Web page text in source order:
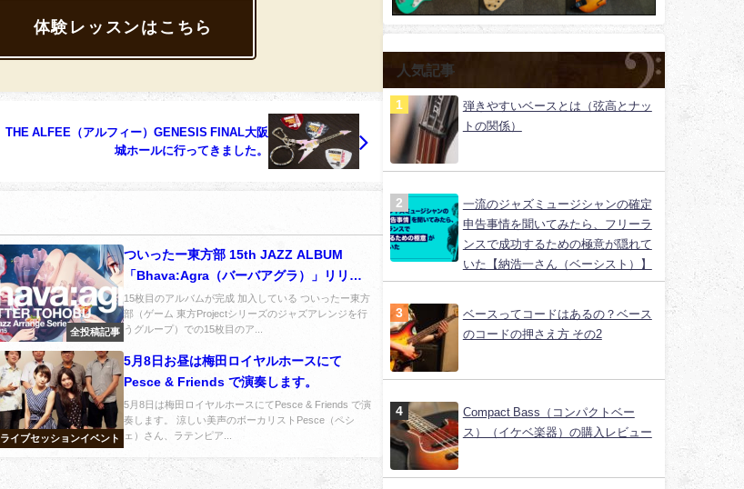
体験レッスンはこちら
THE ALFEE（アルフィー）GENESIS FINAL大阪
城ホールに行ってきました。
全投稿記事
ついったー東方部 15th JAZZ ALBUM
「Bhava:Agra（バーバアグラ）」リリー
ス！
15枚目のアルバムが完成 加入している ついったー東方
部（ゲーム 東方Projectシリーズのジャズアレンジを行
うグループ）での15枚目のア...
ライブセッションイベント
5月8日お昼は梅田ロイヤルホースにて
Pesce & Friends で演奏します。
5月8日は梅田ロイヤルホースにてPesce & Friends で演
奏します。 涼しい美声のボーカリストPesce（ペシ
ェ）さん、ラテンピア...
人気記事
弾きやすいベースとは（弦高とナッ
トの関係）
一流のジャズミュージシャンの確定
申告事情を聞いてみたら、フリーラ
ンスで成功するための極意が隠れて
いた【納浩一さん（ベーシスト）】
ベースってコードはあるの？ベース
のコードの押さえ方 その2
Compact Bass（コンパクトベー
ス）（イケベ楽器）の購入レビュー